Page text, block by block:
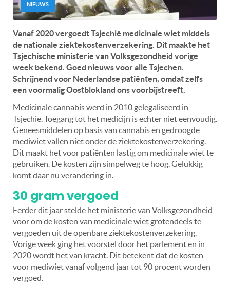
NIEUWS
Vanaf 2020 vergoedt Tsjechië medicinale wiet middels
de nationale ziektekostenverzekering. Dit maakte het
Tsjechische ministerie van Volksgezondheid vorige
week bekend. Goed nieuws voor alle Tsjechen.
Schrijnend voor Nederlandse patiënten, omdat zelfs
een voormalig Oostblokland ons voorbijstreeft.
Medicinale cannabis werd in 2010 gelegaliseerd in
Tsjechië. Toegang tot het medicijn is echter niet eenvoudig.
Geneesmiddelen op basis van cannabis en gedroogde
mediwiet vallen niet onder de ziektekostenverzekering.
Dit maakt het voor patiënten lastig om medicinale wiet te
gebruiken. De kosten zijn simpelweg te hoog. Gelukkig
komt daar nu verandering in.
30 gram vergoed
Eerder dit jaar stelde het ministerie van Volksgezondheid
voor om de kosten van medicinale wiet grotendeels te
vergoeden uit de openbare ziektekostenverzekering.
Vorige week ging het voorstel door het parlement en in
2020 wordt het van kracht. Dit betekent dat de kosten
voor mediwiet vanaf volgend jaar tot 90 procent worden
vergoed.